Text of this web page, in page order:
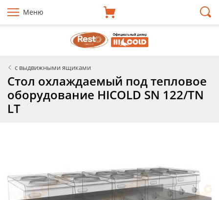
Меню
с выдвижными ящиками
Стол охлаждаемый под тепловое
оборудование HICOLD SN 122/TN
LT